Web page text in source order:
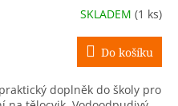
SKLADEM (1 ks)
Do košíku
doplněk do školy pro